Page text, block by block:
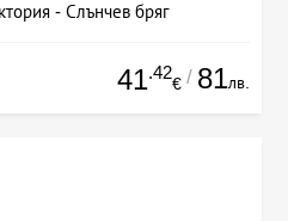
- Слънчев бряг
41.42
€ / 81лв.